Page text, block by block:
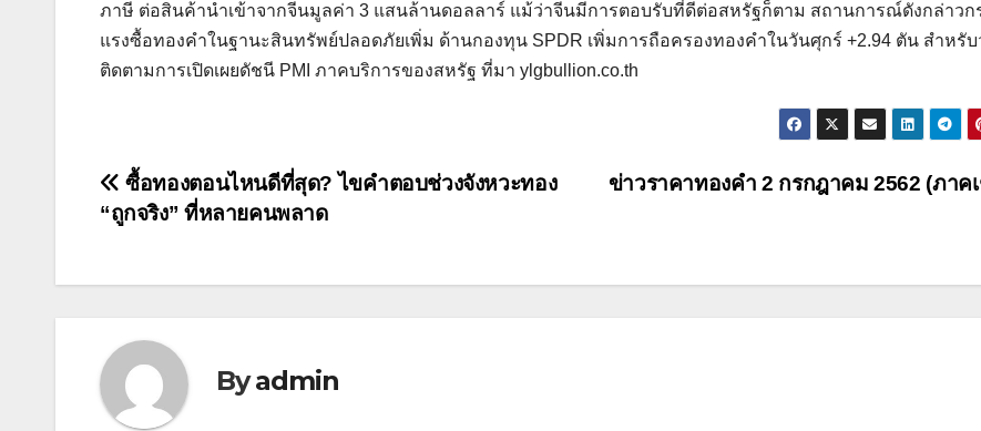
ภาษี ต่อสินค้านําเข้าจากจีนมูลค่า 3 แสนล้านดอลลาร์ แม้ว่าจีนมีการตอบรับที่ดีต่อสหรัฐก็ตาม สถานการณ์ดังกล่าวก
แรงซื้อทองคําในฐานะสินทรัพย์ปลอดภัยเพิ่ม ด้านกองทุน SPDR เพิ่มการถือครองทองคําในวันศุกร์ +2.94 ตัน สําหรั
ติดตามการเปิดเผยดัชนี PMI ภาคบริการของสหรัฐ ที่มา ylgbullion.co.th
แนะแนว
เรื่อง
ข่าวราคาทองคำ 2 กรกฎาคม 2562 (ภาค
ซื้อทองตอนไหนดีที่สุด? ไขคำตอบช่วงจังหวะทอง
“ถูกจริง” ที่หลายคนพลาด
Byadmin